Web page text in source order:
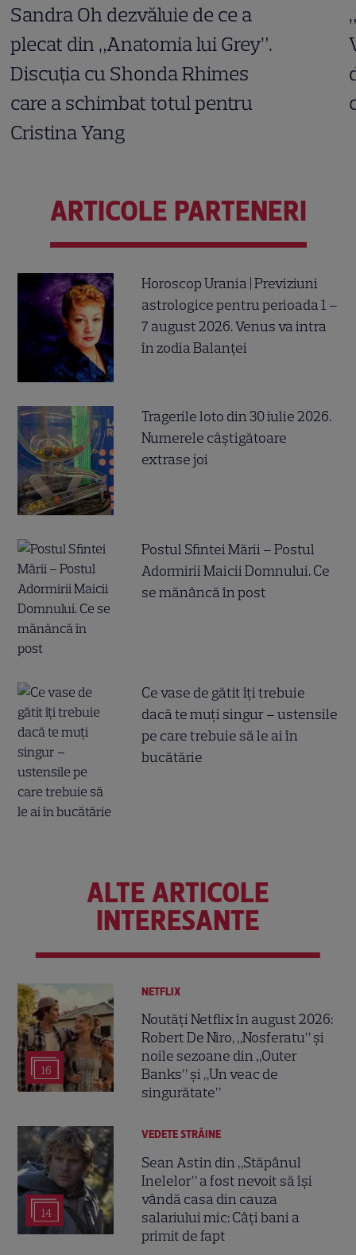
Sandra Oh dezvăluie de ce a
plecat din „Anatomia lui Grey”.
Discuția cu Shonda Rhimes
care a schimbat totul pentru
Cristina Yang
ARTICOLE PARTENERI
Horoscop Urania | Previziuni
astrologice pentru perioada 1 –
7 august 2026. Venus va intra
în zodia Balanței
Tragerile loto din 30 iulie 2026.
Numerele câştigătoare
extrase joi
Postul Sfintei Mării – Postul
Adormirii Maicii Domnului. Ce
se mănâncă în post
Ce vase de gătit îți trebuie
dacă te muți singur – ustensile
pe care trebuie să le ai în
bucătărie
ALTE ARTICOLE
INTERESANTE
16
NETFLIX
Noutăți Netflix în august 2026:
Robert De Niro, „Nosferatu” și
noile sezoane din „Outer
Banks” și „Un veac de
singurătate”
14
VEDETE STRĂINE
Sean Astin din „Stăpânul
Inelelor” a fost nevoit să își
vândă casa din cauza
salariului mic: Câți bani a
primit de fapt